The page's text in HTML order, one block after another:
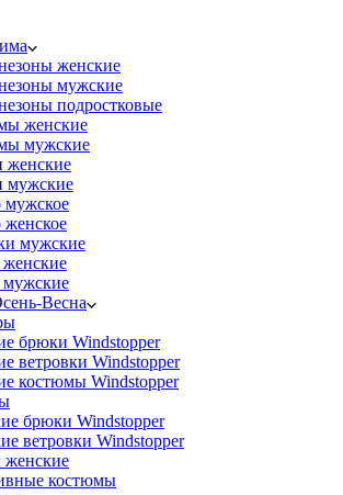
женские
мужские
подростковые
женские
мужские
женские
мужские
мужское
женское
мужские
Весна
брюки Windstopper
ветровки Windstopper
костюмы Windstopper
брюки Windstopper
ветровки Windstopper
костюмы